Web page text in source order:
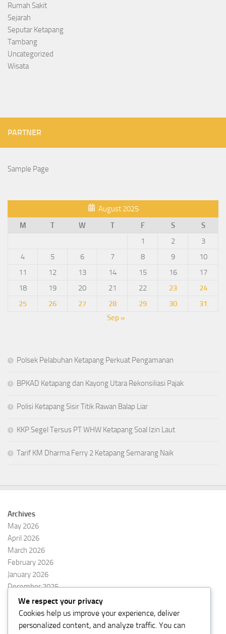
Rumah Sakit
Sejarah
Seputar Ketapang
Tambang
Uncategorized
Wisata
PARTNER
Sample Page
August 2025
M
T W T F S
S
1
2
3
4
5 6 7 8 9
10
11
12 13 14 15 16
17
18
19 20 21 22 23
24
25
26 27 28 29 30
31
Sep »
Polsek Pelabuhan Ketapang Perkuat Pengamanan
BPKAD Ketapang dan Kayong Utara Rekonsiliasi Pajak
Polisi Ketapang Sisir Titik Rawan Balap Liar
KKP Segel Tersus PT WHW Ketapang Soal Izin Laut
Tarif KM Dharma Ferry 2 Ketapang Semarang Naik
Archives
May 2026
April 2026
March 2026
February 2026
January 2026
December 2025
November 2025
October 2025
September 2025
We respect your privacy
Cookies help us improve your experience, deliver
personalized content, and analyze traffic. You can